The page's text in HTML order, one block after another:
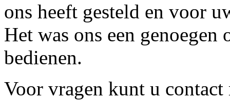
ons heeft gesteld en voor
Het was ons een
bedienen.
Voor vragen kunt u contact